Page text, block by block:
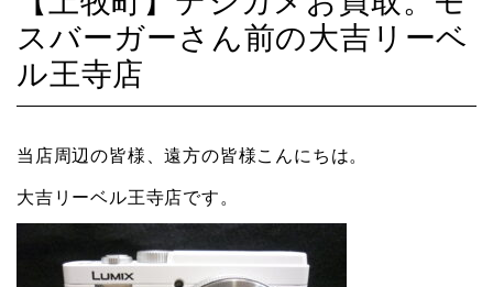
スバーガーさん前の大吉リーベ
ル王寺店
当店周辺の皆様、遠方の皆様こんにちは。
大吉リーベル王寺店です。